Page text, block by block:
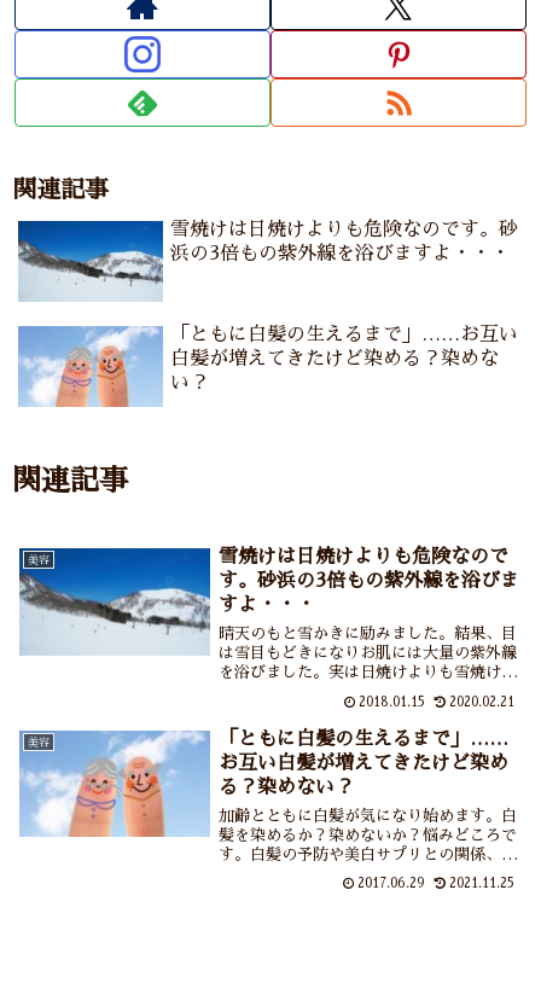
関連記事
雪焼けは日焼けよりも危険なのです。砂
浜の3倍もの紫外線を浴びますよ・・・
「ともに白髪の生えるまで」……お互い
白髪が増えてきたけど染める？染めな
い？
関連記事
美容
雪焼けは日焼けよりも危険なので
す。砂浜の3倍もの紫外線を浴びま
すよ・・・
晴天のもと雪かきに励みました。結果、目
は雪目もどきになりお肌には大量の紫外線
を浴びました。実は日焼けよりも雪焼けの
いとか本当ですか？・・・本当でした。こ
れから雪の作業をする時には夏以上に紫外
線対策をします！
2018.01.15 2020.02.21
美容
「ともに白髪の生えるまで」……
お互い白髪が増えてきたけど染め
る？染めない？
加齢とともに白髪が気になり始めます。白
髪を染めるか？染めないか？悩みどころで
す。白髪の予防や美白サプリとの関係、憧
れの白髪スタイルなどを紹介しています。
2017.06.29 2021.11.25